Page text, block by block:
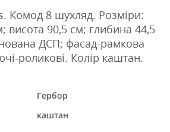
Комод 8 шухляд. Розміри:
висота 90,5 см; глибина 44,5
ДСП; фасад-рамкова
роликові. Колір каштан.
Гербор
каштан